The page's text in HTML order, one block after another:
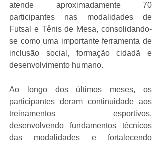
atende aproximadamente 70
participantes nas modalidades de
Futsal e Tênis de Mesa, consolidando-
se como uma importante ferramenta de
inclusão social, formação cidadã e
desenvolvimento humano.
Ao longo dos últimos meses, os
participantes deram continuidade aos
treinamentos esportivos,
desenvolvendo fundamentos técnicos
das modalidades e fortalecendo